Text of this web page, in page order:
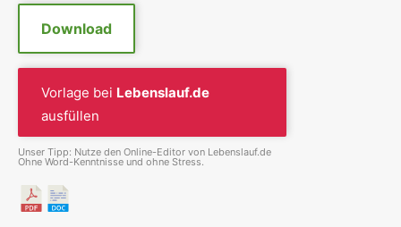
Download
Vorlage bei Lebenslauf.de
ausfüllen
Unser Tipp: Nutze den Online-Editor von Lebenslauf.de
Ohne Word-Kenntnisse und ohne Stress.